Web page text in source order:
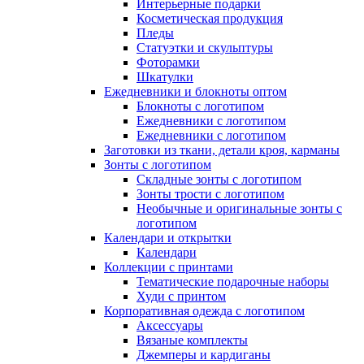
Интерьерные подарки
Косметическая продукция
Пледы
Статуэтки и скульптуры
Фоторамки
Шкатулки
Ежедневники и блокноты оптом
Блокноты с логотипом
Ежедневники с логотипом
Ежедневники с логотипом
Заготовки из ткани, детали кроя, карманы
Зонты с логотипом
Складные зонты с логотипом
Зонты трости с логотипом
Необычные и оригинальные зонты с
логотипом
Календари и открытки
Календари
Коллекции с принтами
Тематические подарочные наборы
Худи с принтом
Корпоративная одежда с логотипом
Аксессуары
Вязаные комплекты
Джемперы и кардиганы